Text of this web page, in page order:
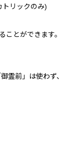
リックのみ)
ことができます。
霊前」は使わず、